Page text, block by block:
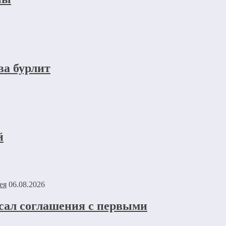
бурлит
06.08.2026
соглашения с первыми